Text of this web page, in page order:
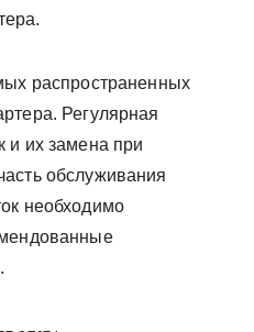
распространенных
Регулярная
и их замена при
обслуживания
необходимо